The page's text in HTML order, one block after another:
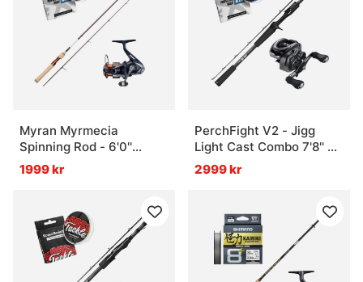
Myran Myrmecia
Spinning Rod - 6'0''
Combo 0-6g
1999 kr
PerchFight V2 - Jigg
Light Cast Combo 7'8'' 3-
20g
2999 kr